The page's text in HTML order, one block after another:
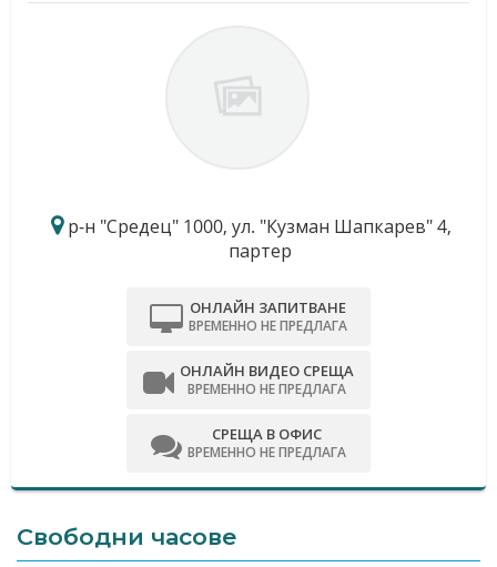
р-н "Средец" 1000, ул. "Кузман Шапкарев" 4,
партер
ОНЛАЙН ЗАПИТВАНЕ
ВРЕМЕННО НЕ ПРЕДЛАГА
ОНЛАЙН ВИДЕО СРЕЩА
ВРЕМЕННО НЕ ПРЕДЛАГА
СРЕЩА В ОФИС
ВРЕМЕННО НЕ ПРЕДЛАГА
Свободни часове